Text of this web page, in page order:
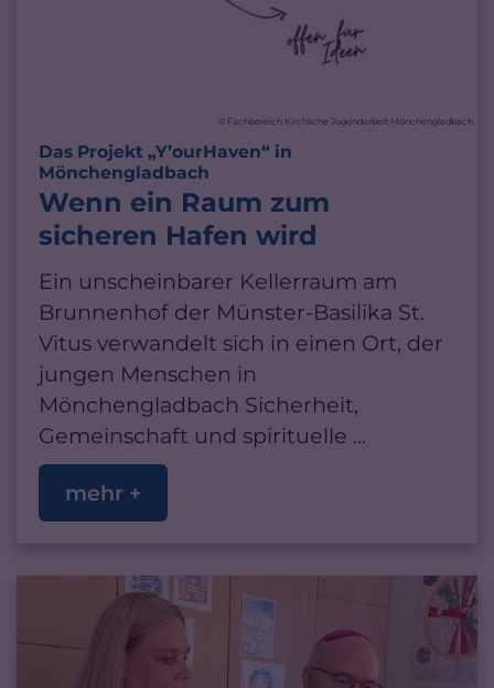
© Fachbereich Kirchliche Jugendarbeit Mönchengladbach
Das Projekt „Y’ourHaven“ in
Mönchengladbach
Wenn ein Raum zum
sicheren Hafen wird
Ein unscheinbarer Kellerraum am
Brunnenhof der Münster-Basilika St.
Vitus verwandelt sich in einen Ort, der
jungen Menschen in
Mönchengladbach Sicherheit,
Gemeinschaft und spirituelle ...
mehr +